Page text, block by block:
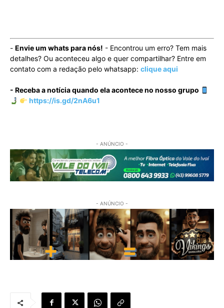
- Envie um whats para nós! - Encontrou um erro? Tem mais
detalhes? Ou aconteceu algo e quer compartilhar? Entre em
contato com a redação pelo whatsapp: clique aqui
- Receba a notícia quando ela acontece no nosso grupo
https://is.gd/2nA6u1
- ANÚNCIO -
- ANÚNCIO -